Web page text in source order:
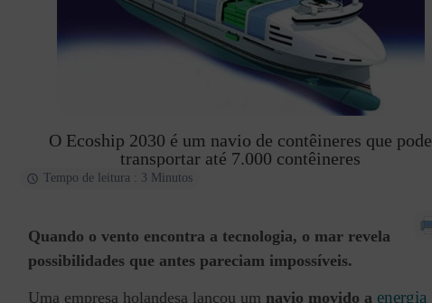
O Ecoship 2030 é um navio de contêineres que pode
transportar até 7.000 contêineres
Tempo de leitura : 3 Minutos
Quando o vento encontra a tecnologia, o mar revela
possibilidades que antes pareciam impossíveis.
Uma empresa holandesa lançou um navio movido a energia